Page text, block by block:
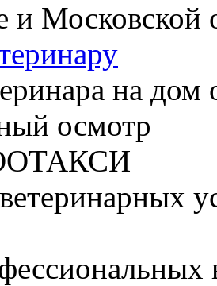
и Московской
на дом
осмотр